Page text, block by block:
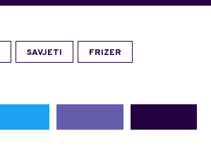
SAVJETI FRIZER